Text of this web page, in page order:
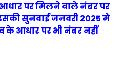
पर मिलने वाले नंबर पर
सुनवाई जनवरी 2025 मे
के आधार पर भी नंबर नहीं